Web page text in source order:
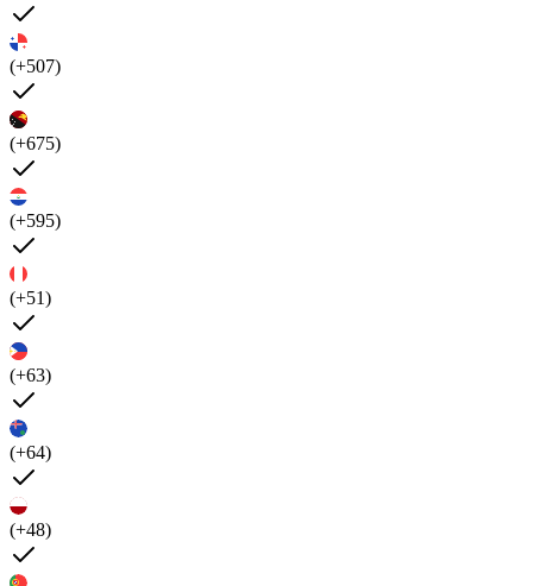
(+507)
(+675)
(+595)
(+51)
(+63)
(+64)
(+48)